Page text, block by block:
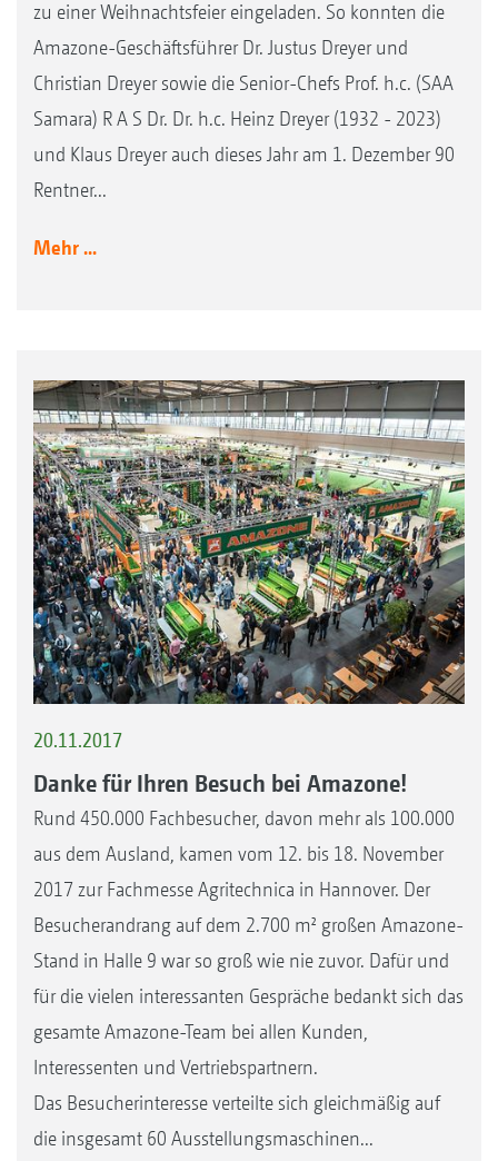
zu einer Weihnachtsfeier eingeladen. So konnten die
Amazone-Geschäftsführer Dr. Justus Dreyer und
Christian Dreyer sowie die Senior-Chefs Prof. h.c. (SAA
Samara) R A S Dr. Dr. h.c. Heinz Dreyer (1932 - 2023)
und Klaus Dreyer auch dieses Jahr am 1. Dezember 90
Rentner...
Mehr ...
20.11.2017
Danke für Ihren Besuch bei Amazone!
Rund 450.000 Fachbesucher, davon mehr als 100.000
aus dem Ausland, kamen vom 12. bis 18. November
2017 zur Fachmesse Agritechnica in Hannover. Der
Besucherandrang auf dem 2.700 m² großen Amazone-
Stand in Halle 9 war so groß wie nie zuvor. Dafür und
für die vielen interessanten Gespräche bedankt sich das
gesamte Amazone-Team bei allen Kunden,
Interessenten und Vertriebspartnern.
Das Besucherinteresse verteilte sich gleichmäßig auf
die insgesamt 60 Ausstellungsmaschinen...